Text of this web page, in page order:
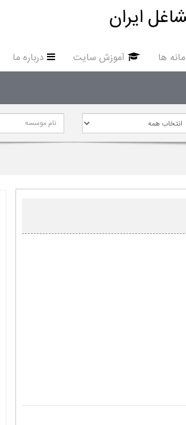
ایران
ها آموزش سایت درباره ما